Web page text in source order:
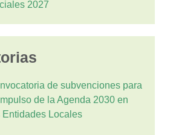
2027
de subvenciones para
de la Agenda 2030 en
Entidades Locales